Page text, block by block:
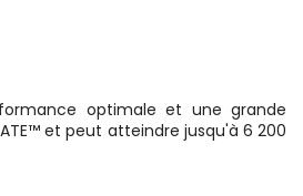
optimale et une grande
et peut atteindre jusqu'à 6 200